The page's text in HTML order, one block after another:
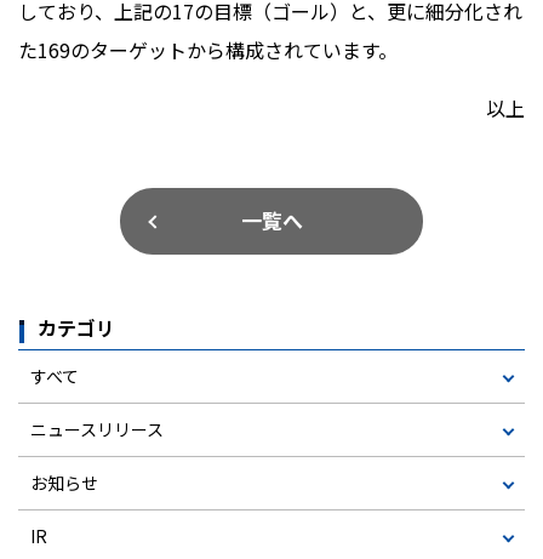
しており、上記の17の目標（ゴール）と、更に細分化され
た169のターゲットから構成されています。
以上
一覧へ
カテゴリ
すべて
ニュースリリース
お知らせ
IR